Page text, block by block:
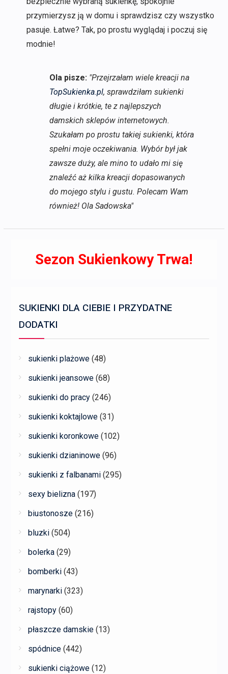
przymierzysz ją w domu i sprawdzisz czy wszystko
pasuje. Łatwe? Tak, po prostu wyglądaj i poczuj się
modnie!
Ola pisze: "Przejrzałam wiele kreacji na
TopSukienka.pl, sprawdziłam sukienki
długie i krótkie, te z najlepszych
damskich sklepów internetowych.
Szukałam po prostu takiej sukienki, która
spełni moje oczekiwania. Wybór był jak
zawsze duży, ale mino to udało mi się
znaleźć aż kilka kreacji dopasowanych
do mojego stylu i gustu. Polecam Wam
również! Ola Sadowska"
Sezon Sukienkowy Trwa!
SUKIENKI DLA CIEBIE I PRZYDATNE
DODATKI
sukienki plażowe (48)
sukienki jeansowe (68)
sukienki do pracy (246)
sukienki koktajlowe (31)
sukienki koronkowe (102)
sukienki dzianinowe (96)
sukienki z falbanami (295)
sexy bielizna (197)
biustonosze (216)
bluzki (504)
bolerka (29)
bomberki (43)
marynarki (323)
rajstopy (60)
płaszcze damskie (13)
spódnice (442)
sukienki ciążowe (12)